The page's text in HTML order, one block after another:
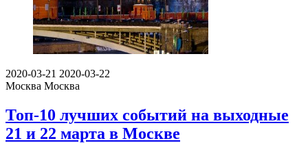
2020-03-21 2020-03-22
Москва Москва
Топ-10 лучших событий на выходные
21 и 22 марта в Москве